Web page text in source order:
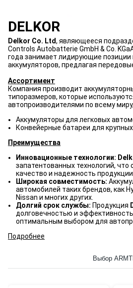
DELKOR
Delkor Co. Ltd, являющееся
Controls Autobatterie GmbH & Co.
года занимает лидирующие
аккумуляторов, предлагая
Ассортимент
Компания производит
типоразмеров, которые
автопроизводителями по всему
Аккумуляторы для легковых
Конвейерные батареи для
Преимущества
Инновационные технологии:
запатентованных технологий,
качество и надежность продукции.
Широкая совместимость:
автомобилей таких брендов, как
Nissan и многих других.
Долгий срок службы: Продукция
долговечностью и
оптимальным выбором для
Подробнее
Выбор